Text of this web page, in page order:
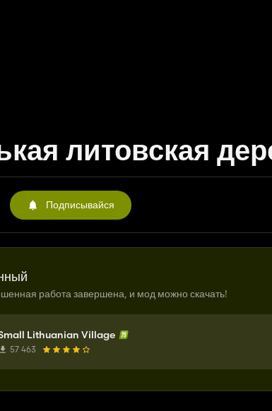
литовская
Подписывайся
работа завершена, и мод можно скачать!
Lithuanian Village
57 463